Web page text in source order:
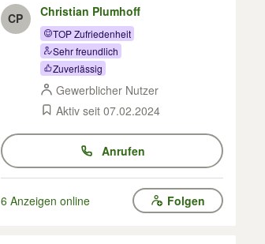
CP Christian Plumhoff
TOP Zufriedenheit
Sehr freundlich
Zuverlässig
Gewerblicher Nutzer
Aktiv seit 07.02.2024
Anrufen
6 Anzeigen online Folgen